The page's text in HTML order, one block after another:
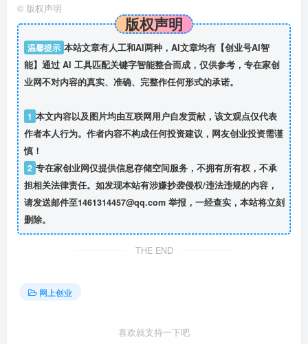
© 版权声明
版权声明
温馨提示 本站文章有人工和AI两种，AI文章均有【创业号AI智
能】通过 AI 工具匹配关键字智能整合而成，仅供参考，专在家创
业网不对内容的真实、准确、完整作任何形式的承诺。
1 本文内容以及图片均由互联网用户自发贡献，该文观点仅代表
作者本人行为。作者内容不构成任何投资建议，网友创业投资需谨
慎！
2 专在家创业网仅提供信息存储空间服务，不拥有所有权，不承
担相关法律责任。如发现本站有涉嫌抄袭侵权/违法违规的内容，
请发送邮件至1461314457@qq.com 举报，一经查实，本站将立刻
删除。
THE END
网上创业
喜欢就支持一下吧